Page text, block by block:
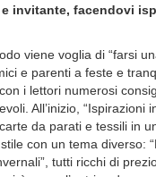
invitante, facendovi
viene voglia di “farsi
e parenti a feste e
i lettori numerosi
All’inizio, “Ispirazioni
da parati e tessili in
con un tema diverso:
tutti ricchi di